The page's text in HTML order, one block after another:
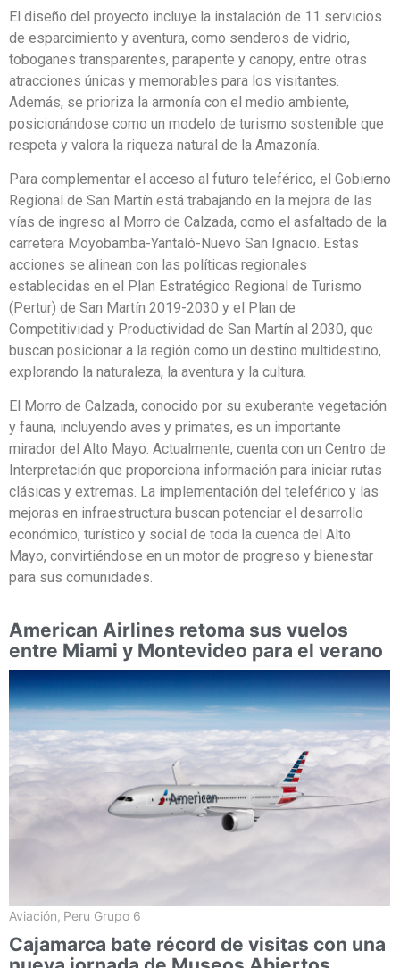
El diseño del proyecto incluye la instalación de 11 servicios
de esparcimiento y aventura, como senderos de vidrio,
toboganes transparentes, parapente y canopy, entre otras
atracciones únicas y memorables para los visitantes.
Además, se prioriza la armonía con el medio ambiente,
posicionándose como un modelo de turismo sostenible que
respeta y valora la riqueza natural de la Amazonía.
Para complementar el acceso al futuro teleférico, el Gobierno
Regional de San Martín está trabajando en la mejora de las
vías de ingreso al Morro de Calzada, como el asfaltado de la
carretera Moyobamba-Yantaló-Nuevo San Ignacio. Estas
acciones se alinean con las políticas regionales
establecidas en el Plan Estratégico Regional de Turismo
(Pertur) de San Martín 2019-2030 y el Plan de
Competitividad y Productividad de San Martín al 2030, que
buscan posicionar a la región como un destino multidestino,
explorando la naturaleza, la aventura y la cultura.
El Morro de Calzada, conocido por su exuberante vegetación
y fauna, incluyendo aves y primates, es un importante
mirador del Alto Mayo. Actualmente, cuenta con un Centro de
Interpretación que proporciona información para iniciar rutas
clásicas y extremas. La implementación del teleférico y las
mejoras en infraestructura buscan potenciar el desarrollo
económico, turístico y social de toda la cuenca del Alto
Mayo, convirtiéndose en un motor de progreso y bienestar
para sus comunidades.
American Airlines retoma sus vuelos
entre Miami y Montevideo para el verano
Aviación, Peru Grupo 6
Cajamarca bate récord de visitas con una